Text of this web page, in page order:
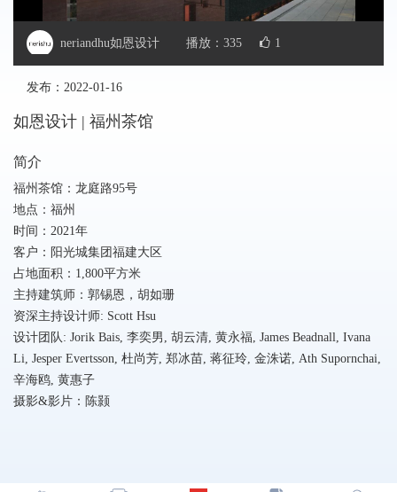
neriandhu如恩设计 播放： 335 1
发布： 2022-01-16
如恩设计 | 福州茶馆
简介
福州茶馆：龙庭路95号
地点：福州
时间：2021年
客户：阳光城集团福建大区
占地面积：1,800平方米
主持建筑师：郭锡恩，胡如珊
资深主持设计师: Scott Hsu
设计团队: Jorik Bais, 李奕男, 胡云清, 黄永福, James Beadnall, Ivana
Li, Jesper Evertsson, 杜尚芳, 郑冰苗, 蒋征玲, 金洙诺, Ath Supornchai,
辛海鸥, 黄惠子
摄影&影片：陈颢